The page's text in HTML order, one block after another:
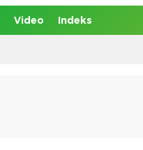
Video Indeks